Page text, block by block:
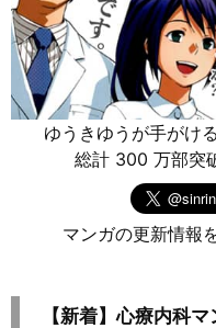
ゆうきゆうが手がけ
総計 300 万部突
マンガの更新情報
【新着】心療内科